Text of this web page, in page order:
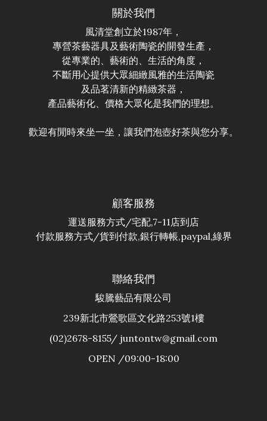
關於我們
風清堂創立於1987年，
專營茶藝器具及藝術陶瓷的開發生產，
從專業的、藝術的、生活的角度，
不斷用心提供大眾細緻風雅的生活陶瓷
及品茗清新的精緻茶器，
產品藝術化、價格大眾化是我們的理想。
歡迎有閒時來坐一坐，讓我們泡壺好茶與您分享。
顧客服務
運送服務方式/宅配,7-11店到店
付款服務方式/貨到付款,銀行轉帳,paypal,綠界
聯絡我們
駿騰藝品有限公司
239新北市鶯歌區文化路253號1樓
(02)2678-8155/ juntontw@gmail.com
OPEN /09:00-18:00